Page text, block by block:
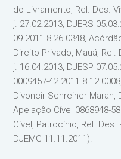
do Livramento, Rel. Des.
j. 27.02.2013, DJERS
09.2011.8.26.0348,
Direito Privado, Mauá,
j. 16.04.2013, DJESP
0009457-
Divoncir Schreiner Maran,
Apelação Cível 0868948-
Cível, Patrocínio, Rel. Des.
DJEMG 11.11.2011).